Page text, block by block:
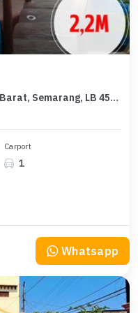
Kesempatan Rumah di Semarang Barat, Semarang, LB 450m², Harga 2,2 Miliar
Carport
1
Whatsapp